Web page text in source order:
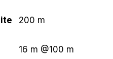
200 m
16 m @100 m